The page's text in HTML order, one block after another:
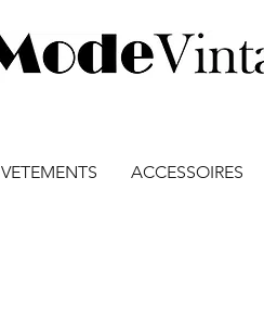
VETEMENTS ACCESSOIRES